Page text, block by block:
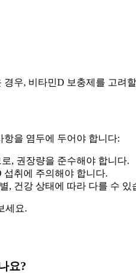
우, 비타민D 보충제를 고려
을 염두에 두어야 합니다:
, 권장량을 준수해야 합니다.
섭취에 주의해야 합니다.
, 건강 상태에 따라 다를 수 있
세요.
요?